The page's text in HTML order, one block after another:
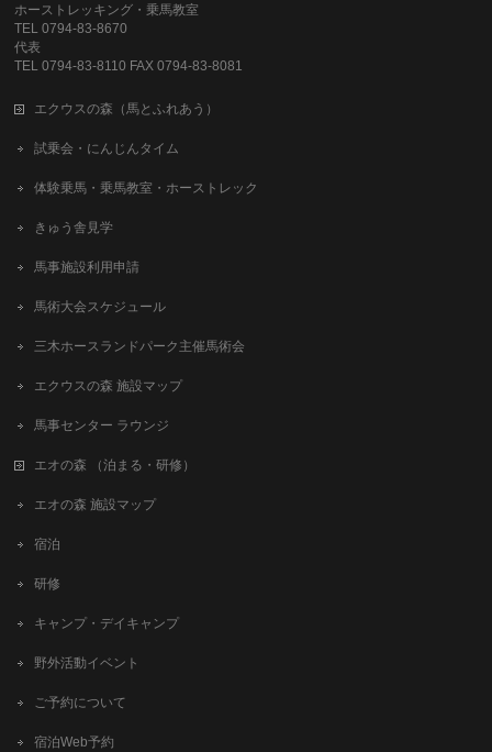
ホーストレッキング・乗馬教室
TEL 0794-83-8670
代表
TEL 0794-83-8110 FAX 0794-83-8081
エクウスの森（馬とふれあう）
試乗会・にんじんタイム
体験乗馬・乗馬教室・ホーストレック
きゅう舎見学
馬事施設利用申請
馬術大会スケジュール
三木ホースランドパーク主催馬術会
エクウスの森 施設マップ
馬事センター ラウンジ
エオの森 （泊まる・研修）
エオの森 施設マップ
宿泊
研修
キャンプ・デイキャンプ
野外活動イベント
ご予約について
宿泊Web予約